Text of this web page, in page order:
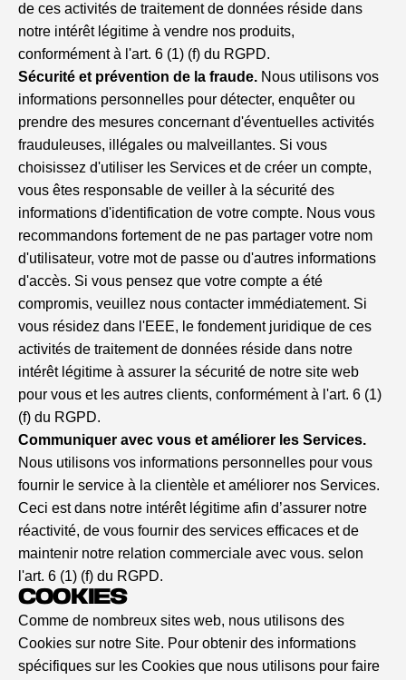
de ces activités de traitement de données réside dans
notre intérêt légitime à vendre nos produits,
conformément à l'art. 6 (1) (f) du RGPD.
Sécurité et prévention de la fraude. Nous utilisons vos
informations personnelles pour détecter, enquêter ou
prendre des mesures concernant d'éventuelles activités
frauduleuses, illégales ou malveillantes. Si vous
choisissez d'utiliser les Services et de créer un compte,
vous êtes responsable de veiller à la sécurité des
informations d'identification de votre compte. Nous vous
recommandons fortement de ne pas partager votre nom
d'utilisateur, votre mot de passe ou d'autres informations
d'accès. Si vous pensez que votre compte a été
compromis, veuillez nous contacter immédiatement. Si
vous résidez dans l'EEE, le fondement juridique de ces
activités de traitement de données réside dans notre
intérêt légitime à assurer la sécurité de notre site web
pour vous et les autres clients, conformément à l'art. 6 (1)
(f) du RGPD.
Communiquer avec vous et améliorer les Services.
Nous utilisons vos informations personnelles pour vous
fournir le service à la clientèle et améliorer nos Services.
Ceci est dans notre intérêt légitime afin d’assurer notre
réactivité, de vous fournir des services efficaces et de
maintenir notre relation commerciale avec vous. selon
l'art. 6 (1) (f) du RGPD.
COOKIES
Comme de nombreux sites web, nous utilisons des
Cookies sur notre Site. Pour obtenir des informations
spécifiques sur les Cookies que nous utilisons pour faire